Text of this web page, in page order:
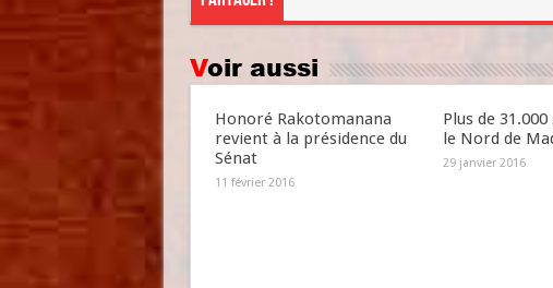
Voir aussi
Honoré Rakotomanana
revient à la présidence du
Sénat
11 février 2016
Plus de
le Nord de
29 janvier 2016